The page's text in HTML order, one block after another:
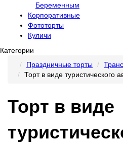
Беременным
Корпоративные
Фототорты
Куличи
Категории
Праздничные торты
Торт в виде туристического
Торт в виде